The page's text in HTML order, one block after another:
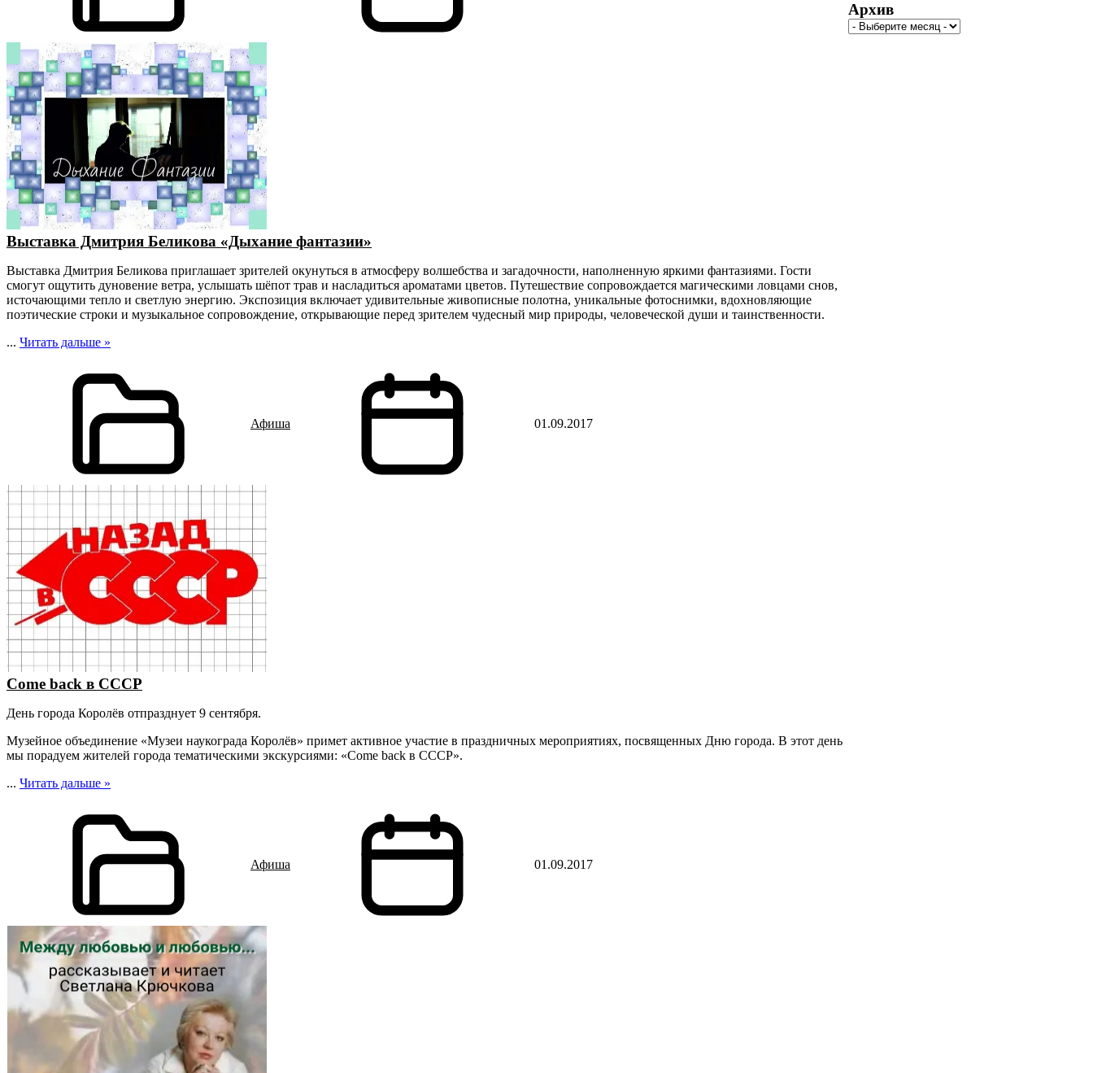
Выставка Дмитрия Беликова «Дыхание фантазии»
Выставка Дмитрия Беликова приглашает зрителей окунуться в атмосферу волшебства и загадочности, наполненную яркими фантазиями. Гости
смогут ощутить дуновение ветра, услышать шёпот трав и насладиться ароматами цветов. Путешествие сопровождается магическими ловцами снов,
источающими тепло и светлую энергию. Экспозиция включает удивительные живописные полотна, уникальные фотоснимки, вдохновляющие
поэтические строки и музыкальное сопровождение, открывающие перед зрителем чудесный мир природы, человеческой души и таинственности.
... Читать дальше »
Афиша 01.09.2017
Come back в СССР
День города Королёв отпразднует 9 сентября.
Музейное объединение «Музеи наукограда Королёв» примет активное участие в праздничных мероприятиях, посвященных Дню города. В этот день
мы порадуем жителей города тематическими экскурсиями: «Come back в СССР».
... Читать дальше »
Афиша 01.09.2017
Архив